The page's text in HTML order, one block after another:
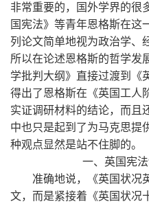
非常重要的，国外学界的很
国宪法》等青年恩格斯在这
列论文简单地视为政治学、
所以在论述恩格斯的哲学发
学批判大纲》直接过渡到《
得出了恩格斯在《英国工人
实证调研材料的结论，而且
中也只是起到了为马克思提
种观点显然是站不住脚的。
一、英国宪
准确地说，《英国状况
文，而是紧接着《英国状况